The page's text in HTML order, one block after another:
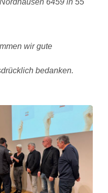
6459 in 55
wir gute
bedanken.